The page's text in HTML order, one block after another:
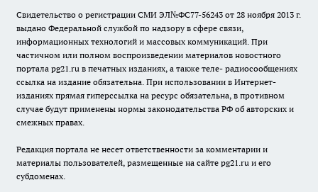
Свидетельство о регистрации СМИ ЭЛ№ФС77-56243 от 28 ноября 2013 г.
выдано Федеральной службой по надзору в сфере связи,
информационных технологий и массовых коммуникаций. При
частичном или полном воспроизведении материалов новостного
портала pg21.ru в печатных изданиях, а также теле- радиосообщениях
ссылка на издание обязательна. При использовании в Интернет-
изданиях прямая гиперссылка на ресурс обязательна, в противном
случае будут применены нормы законодательства РФ об авторских и
смежных правах.
Редакция портала не несет ответственности за комментарии и
материалы пользователей, размещенные на сайте pg21.ru и его
субдоменах.